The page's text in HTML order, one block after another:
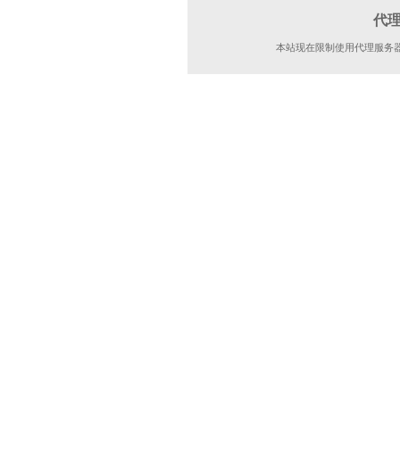
代
本站现在限制使用代理服务